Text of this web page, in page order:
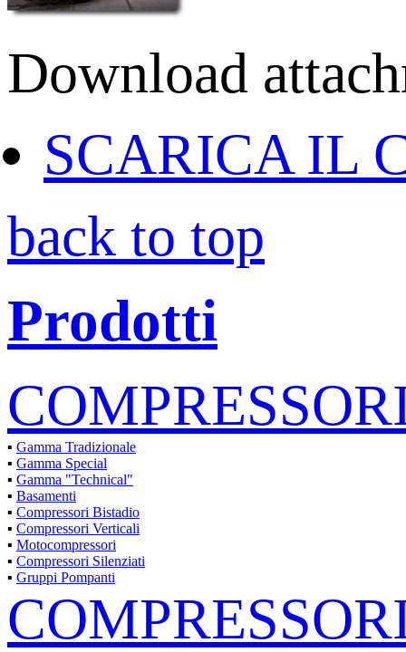
Download
SCARICA IL
back to top
Prodotti
▪ Gamma Tradizionale
▪ Gamma Special
▪ Gamma "Technical"
▪ Basamenti
▪ Compressori Bistadio
▪ Compressori Verticali
▪ Motocompressori
▪ Compressori Silenziati
▪ Gruppi Pompanti